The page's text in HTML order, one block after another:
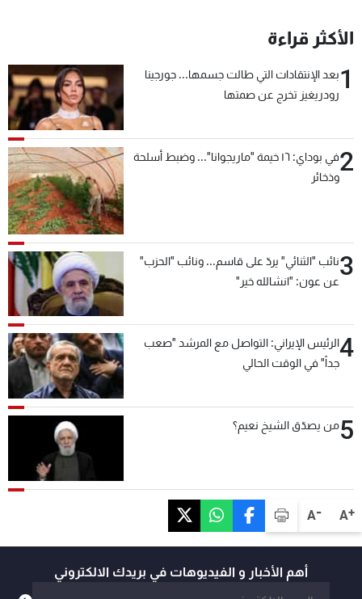
A+
A-
الأكثر قراءة
1بعد الإنتقادات التي طالت جسمها... جورجينا
رودريغيز تخرج عن صمتها
2
في بوداي: ١٦ خيمة "ماريجوانا"... وضبط أسلحة
وذخائر
3نائب "الثنائي" يردّ على قاسم... ونائب "الحزب"
عن عون: "انشالله خير"
4الرئيس الإيراني: التواصل مع المرشد "صعب
جداً" في الوقت الحالي
5من يصدّق الشيخ نعيم؟
أهم الأخبار و الفيديوهات في بريدك الالكتروني